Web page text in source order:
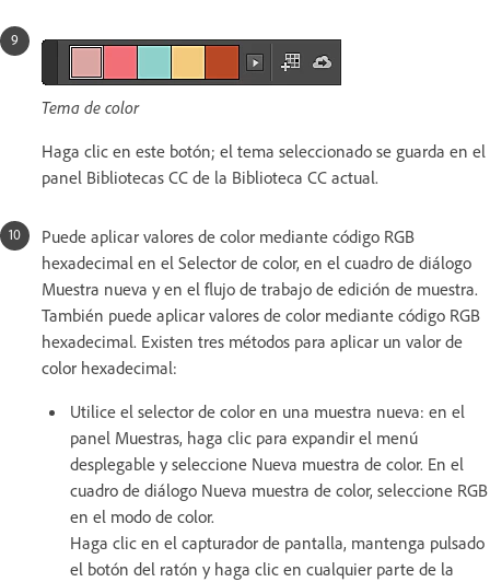
Tema de color
Haga clic en este botón; el tema seleccionado se guarda en el
panel Bibliotecas CC de la Biblioteca CC actual.
Puede aplicar valores de color mediante código RGB
hexadecimal en el Selector de color, en el cuadro de diálogo
Muestra nueva y en el flujo de trabajo de edición de muestra.
También puede aplicar valores de color mediante código RGB
hexadecimal. Existen tres métodos para aplicar un valor de
color hexadecimal:
Utilice el selector de color en una muestra nueva: en el
panel Muestras, haga clic para expandir el menú
desplegable y seleccione Nueva muestra de color. En el
cuadro de diálogo Nueva muestra de color, seleccione RGB
en el modo de color.
Haga clic en el capturador de pantalla, mantenga pulsado
el botón del ratón y haga clic en cualquier parte de la